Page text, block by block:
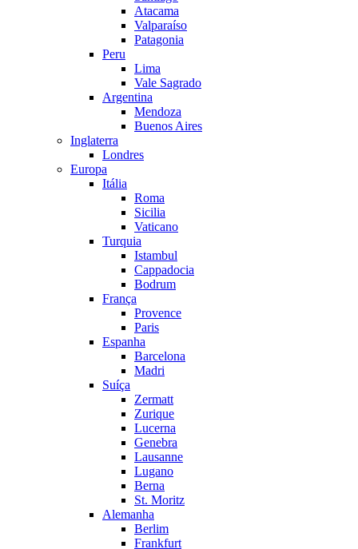
Atacama
Valparaíso
Patagonia
Peru
Lima
Vale Sagrado
Argentina
Mendoza
Buenos Aires
Inglaterra
Londres
Europa
Itália
Roma
Sicilia
Vaticano
Turquia
Istambul
Cappadocia
Bodrum
França
Provence
Paris
Espanha
Barcelona
Madri
Suíça
Zermatt
Zurique
Lucerna
Genebra
Lausanne
Lugano
Berna
St. Moritz
Alemanha
Berlim
Frankfurt